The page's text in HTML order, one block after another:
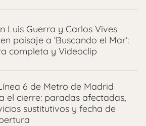
Luis Guerra y Carlos Vives
paisaje a ‘Buscando el Mar’:
completa y Videoclip
6 de Metro de Madrid
el cierre: paradas afectadas,
sustitutivos y fecha de